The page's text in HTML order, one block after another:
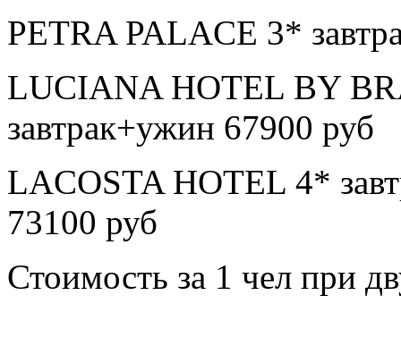
PETRA PALACE 3*
LUCIANA HOTEL BY
завтрак+ужин 67900 руб
LACOSTA HOTEL 4*
73100 руб
Стоимость за 1 чел при